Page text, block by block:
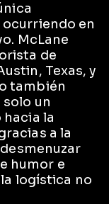
en
McLane
de
Texas, y
también
un
la
a la
humor e
logística no